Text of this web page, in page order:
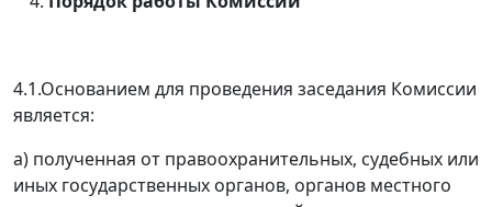
4.1.Основанием для проведения заседания Комиссии
является:
а) полученная от правоохранительных, судебных или
иных государственных органов, органов местного